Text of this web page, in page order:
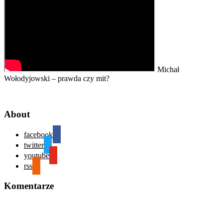
Michał
Wołodyjowski – prawda czy mit?
About
facebook
twitter
youtube
rss
Komentarze